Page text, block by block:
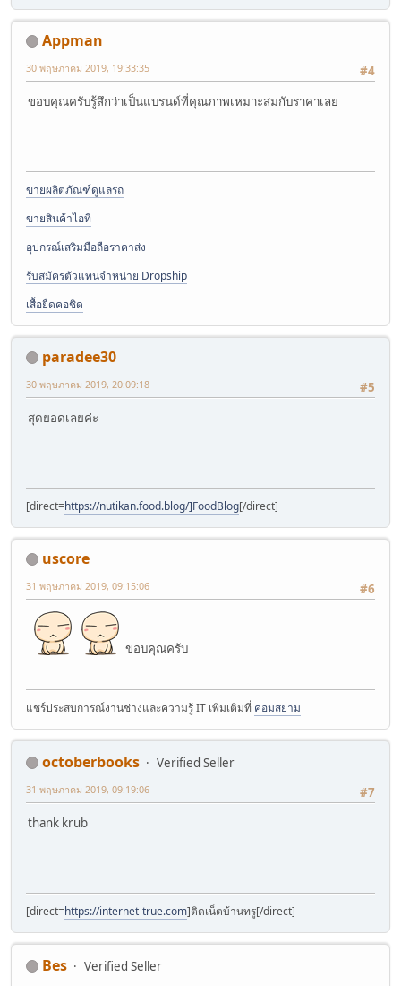
Appman
#4
30 พฤษภาคม 2019, 19:33:35
ขอบคุณครับรู้สึกว่าเป็นแบรนด์ที่คุณภาพเหมาะสมกับราคาเลย
ขายผลิตภัณฑ์ดูแลรถ
ขายสินค้าไอที
อุปกรณ์เสริมมือถือราคาส่ง
รับสมัครตัวแทนจำหน่าย Dropship
เสื้อยืดคอชิด
paradee30
#5
30 พฤษภาคม 2019, 20:09:18
สุดยอดเลยค่ะ
[direct=https://nutikan.food.blog/]FoodBlog[/direct]
uscore
#6
31 พฤษภาคม 2019, 09:15:06
ขอบคุณครับ
แชร์ประสบการณ์งานช่างและความรู้ IT เพิ่มเติมที่ คอมสยาม
octoberbooks
Verified Seller
#7
31 พฤษภาคม 2019, 09:19:06
thank krub
[direct=https://internet-true.com]ติดเน็ตบ้านทรู[/direct]
Bes Verified Seller